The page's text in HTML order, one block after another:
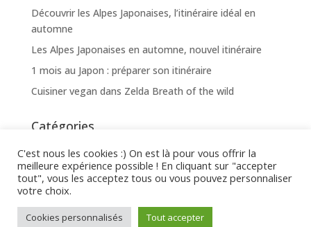
Découvrir les Alpes Japonaises, l’itinéraire idéal en
automne
Les Alpes Japonaises en automne, nouvel itinéraire
1 mois au Japon : préparer son itinéraire
Cuisiner vegan dans Zelda Breath of the wild
Catégories
Lifestyle
Pop culture
Voyager
C'est nous les cookies :) On est là pour vous offrir la
meilleure expérience possible ! En cliquant sur "accepter
tout", vous les acceptez tous ou vous pouvez personnaliser
votre choix.
Cookies personnalisés Tout accepter